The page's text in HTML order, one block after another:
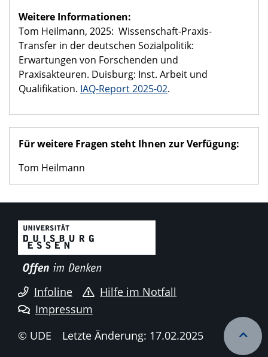
Weitere Informationen:
Tom Heilmann, 2025: Wissenschaft-Praxis-
Transfer in der deutschen Sozialpolitik:
Erwartungen von Forschenden und
Praxisakteuren. Duisburg: Inst. Arbeit und
Qualifikation. IAQ-Report 2025-02.
Für weitere Fragen steht Ihnen zur Verfügung:
Tom Heilmann
Infoline
Hilfe im Notfall
Impressum
© UDE
Letzte Änderung: 17.02.2025